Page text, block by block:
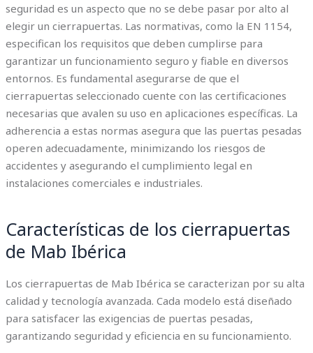
seguridad es un aspecto que no se debe pasar por alto al
elegir un cierrapuertas. Las normativas, como la EN 1154,
especifican los requisitos que deben cumplirse para
garantizar un funcionamiento seguro y fiable en diversos
entornos. Es fundamental asegurarse de que el
cierrapuertas seleccionado cuente con las certificaciones
necesarias que avalen su uso en aplicaciones específicas. La
adherencia a estas normas asegura que las puertas pesadas
operen adecuadamente, minimizando los riesgos de
accidentes y asegurando el cumplimiento legal en
instalaciones comerciales e industriales.
Características de los cierrapuertas
de Mab Ibérica
Los cierrapuertas de Mab Ibérica se caracterizan por su alta
calidad y tecnología avanzada. Cada modelo está diseñado
para satisfacer las exigencias de puertas pesadas,
garantizando seguridad y eficiencia en su funcionamiento.